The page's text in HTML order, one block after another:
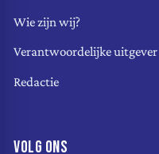
Wie zijn wij?
Verantwoordelijke uitgever
Redactie
VOLG ONS